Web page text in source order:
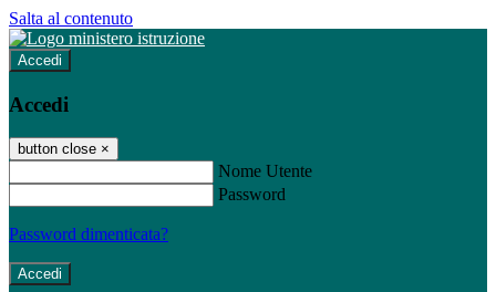
Salta al contenuto
Accedi
Accedi
button close ×
Nome Utente
Password
Password dimenticata?